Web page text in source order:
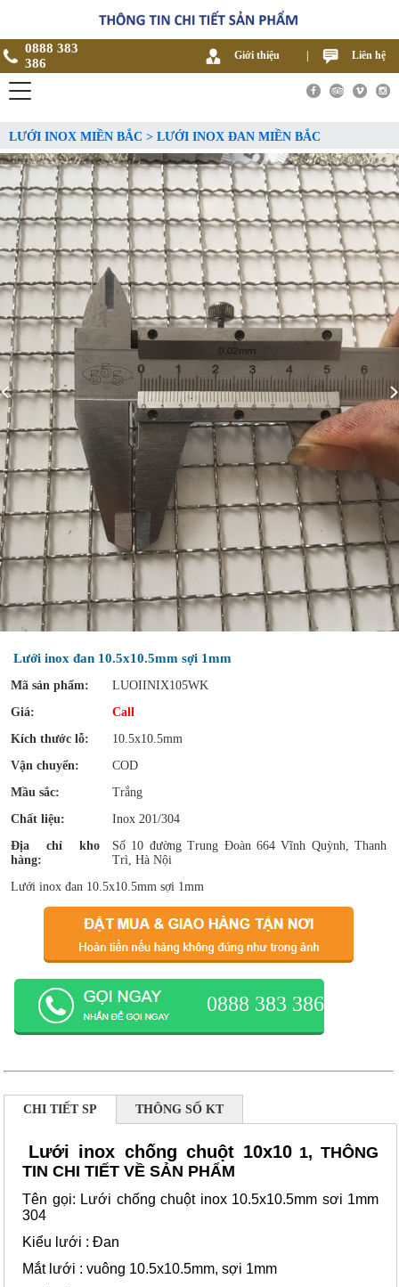
0888 383
386
Giới thiệu Liên hệ
LƯỚI INOX MIỀN BẮC > LƯỚI INOX ĐAN MIỀN BẮC
Lưới inox đan 10.5x10.5mm sợi 1mm
Mã sản phẩm:
LUOIINIX105WK
Giá:
Call
Kích thước lỗ:
10.5x10.5mm
Vận chuyển:
COD
Mầu sắc:
Trắng
Chất liệu:
Inox 201/304
Địa chỉ kho
hàng:
Số 10 đường Trung Đoàn 664 Vĩnh Quỳnh, Thanh
Trì, Hà Nội
Lưới inox đan 10.5x10.5mm sợi 1mm
0888 383 386
CHI TIẾT SP THÔNG SỐ KT
Lưới inox chống chuột 10x10 1, THÔNG
TIN CHI TIẾT VỀ SẢN PHẨM
Tên gọi: Lưới chống chuột inox 10.5x10.5mm sơi 1mm
304
Kiểu lưới : Đan
Mắt lưới : vuông 10.5x10.5mm, sợi 1mm